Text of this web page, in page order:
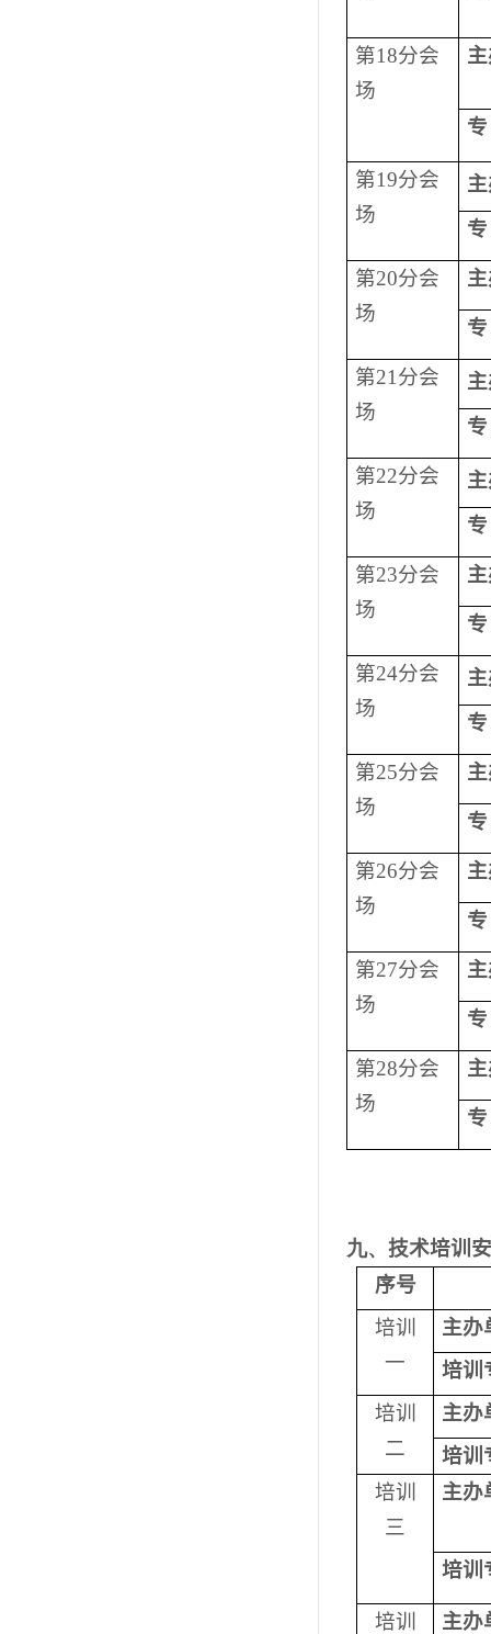
第18分会
场
专
第19分会
场
专
第20分会
场
专
第21 分会
场
专
第22分会
场
专
第23分会
场
专
第24分会
场
专
第25分会
场
专
第26分会
场
专
第27分会
场
专
第28分会
场
专
九、 技术培训
序号
培训
一
主办
培训
培训
二
主办
培训
培训
三
主办
培训
培训 主办